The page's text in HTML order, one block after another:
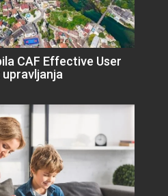
CAF Effective User